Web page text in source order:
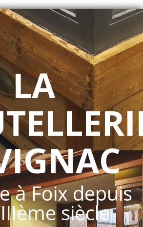
LA
à Foix depuis
siècle